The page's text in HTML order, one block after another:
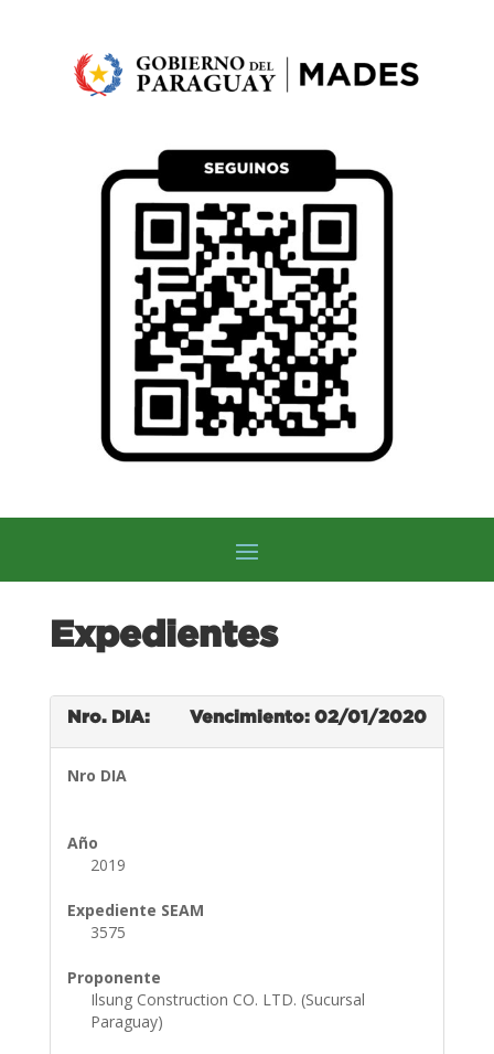
Expedientes
Nro. DIA: Vencimiento: 02/01/2020
Nro DIA
Año
2019
Expediente SEAM
3575
Proponente
Ilsung Construction CO. LTD. (Sucursal
Paraguay)